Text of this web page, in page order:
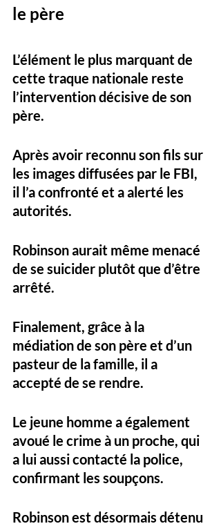
le père
L’élément le plus marquant de
cette traque nationale reste
l’intervention décisive de son
père.
Après avoir reconnu son fils sur
les images diffusées par le FBI,
il l’a confronté et a alerté les
autorités.
Robinson aurait même menacé
de se suicider plutôt que d’être
arrêté.
Finalement, grâce à la
médiation de son père et d’un
pasteur de la famille, il a
accepté de se rendre.
Le jeune homme a également
avoué le crime à un proche, qui
a lui aussi contacté la police,
confirmant les soupçons.
Robinson est désormais détenu